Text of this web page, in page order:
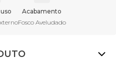
Acabamento
Fosco Aveludado